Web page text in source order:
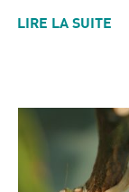
LIRE LA SUITE